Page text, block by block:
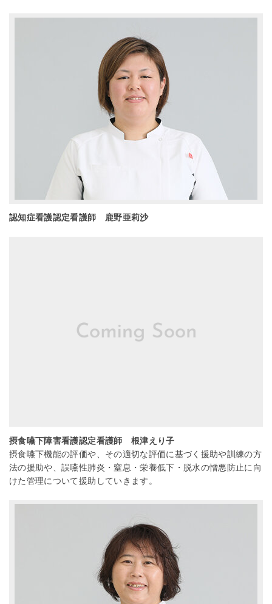
認知症看護認定看護師 鹿野亜莉沙
摂食嚥下障害看護認定看護師 根津えり子
摂食嚥下機能の評価や、その適切な評価に基づく援助や訓練の方
法の援助や、誤嚥性肺炎・窒息・栄養低下・脱水の憎悪防止に向
けた管理について援助していきます。